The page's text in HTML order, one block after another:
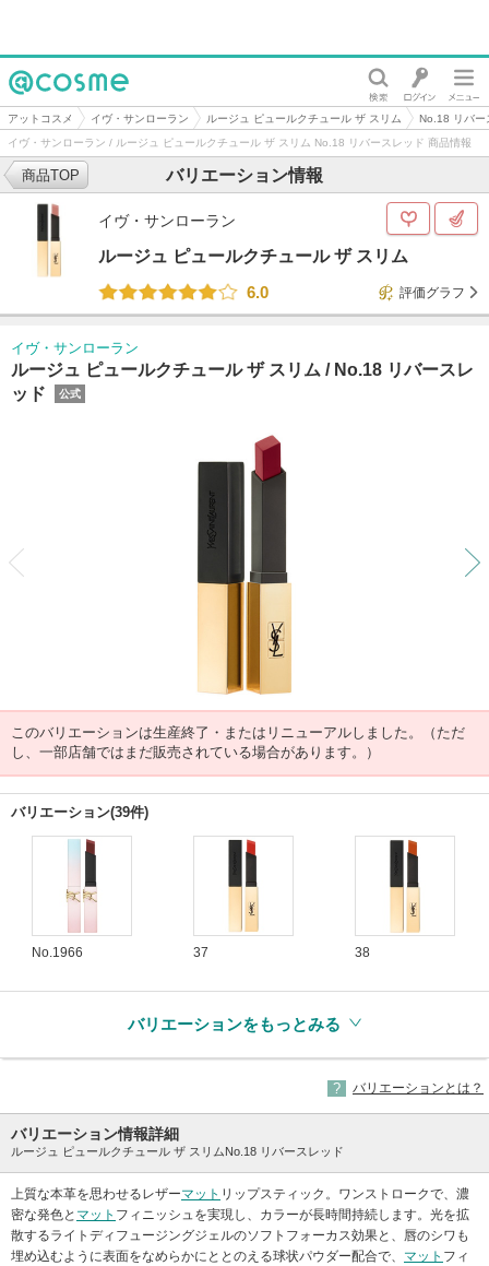
@cosme
アットコスメ イヴ・サンローラン ルージュ ピュールクチュール ザ スリム
No.18 リバー
イヴ・サンローラン / ルージュ ピュールクチュール ザ スリム No.18 リバースレッド 商品情報
バリエーション情報
商品TOP
イヴ・サンローラン
ルージュ ピュールクチュール ザ スリム
6.0
評価グラフ
イヴ・サンローラン
ルージュ ピュールクチュール ザ スリム / No.18 リバースレ
ッド
公式
このバリエーションは生産終了・またはリニューアルしました。（ただ
し、一部店舗ではまだ販売されている場合があります。）
バリエーション(39件)
No.1966 37 38
バリエーションをもっとみる
バリエーションとは？
バリエーション情報詳細
ルージュ ピュールクチュール ザ スリムNo.18 リバースレッド
上質な本革を思わせるレザーマット リップスティック。ワンストロークで、濃
密な発色と マット フィニッシュを実現し、カラーが長時間持続します。光を拡
散するライトディフュージングジェルのソフトフォーカス効果と、唇のシワも
埋め込むように表面をなめらかにととのえる球状パウダー配合で、 マット フィ